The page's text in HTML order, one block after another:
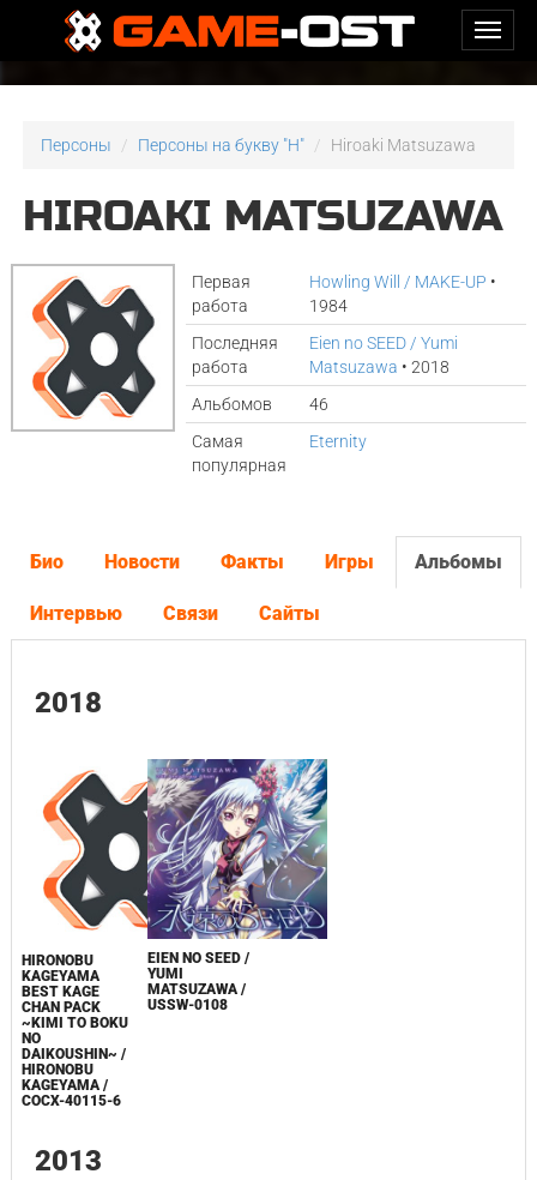
Персоны Персоны на букву "H" Hiroaki Matsuzawa
HIROAKI MATSUZAWA
Первая
работа
Howling Will / MAKE-UP •
1984
Последняя
работа
Eien no SEED / Yumi
Matsuzawa • 2018
Альбомов
46
Самая
популярная
Eternity
Био Новости Факты Игры Альбомы
Интервью Связи Сайты
2018
HIRONOBU
KAGEYAMA
BEST KAGE
CHAN PACK
~KIMI TO BOKU
NO
DAIKOUSHIN~ /
HIRONOBU
KAGEYAMA /
COCX-40115-6
EIEN NO SEED /
YUMI
MATSUZAWA /
USSW-0108
2013